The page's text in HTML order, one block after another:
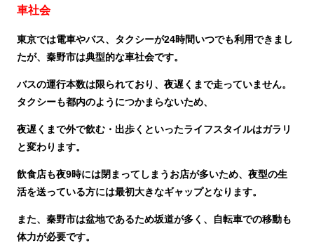
車社会
東京では電車やバス、タクシーが24時間いつでも利用できまし
たが、秦野市は典型的な車社会です。
バスの運行本数は限られており、夜遅くまで走っていません。
タクシーも都内のようにつかまらないため、
夜遅くまで外で飲む・出歩くといったライフスタイルはガラリ
と変わります。
飲食店も夜9時には閉まってしまうお店が多いため、夜型の生
活を送っている方には最初大きなギャップとなります。
また、秦野市は盆地であるため坂道が多く、自転車での移動も
体力が必要です。